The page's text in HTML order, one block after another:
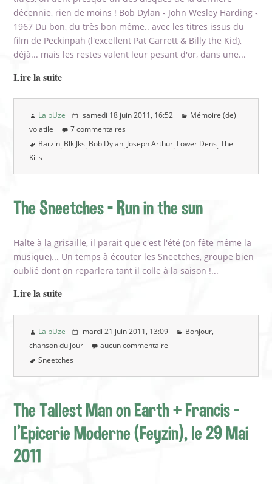
décennie, rien de moins ! Bob Dylan - John Wesley Harding -
1967 Du bon, du très bon même.. avec les titres issus du
film de Peckinpah (l'excellent Pat Garrett & Billy the Kid),
déjà... mais les restes valent leur pesant d'or, dans une...
Lire la suite
La bUze samedi 18 juin 2011 , 16:52
Mémoire (de)
volatile
7 commentaires
Barzin Blk Jks Bob Dylan Joseph Arthur Lower Dens The
Kills
The Sneetches - Run in the sun
Halte à la grisaille, il parait que c'est l'été (on fête même la
musique)... Un temps à écouter les Sneetches, groupe bien
oublié dont on reparlera tant il colle à la saison !...
Lire la suite
La bUze mardi 21 juin 2011 , 13:09
Bonjour,
chanson du jour
aucun commentaire
Sneetches
The Tallest Man on Earth + Francis -
l'Epicerie Moderne (Feyzin), le 29 Mai
2011